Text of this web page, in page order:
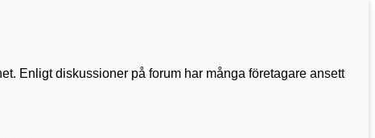
Enligt diskussioner på forum har många företagare ansett